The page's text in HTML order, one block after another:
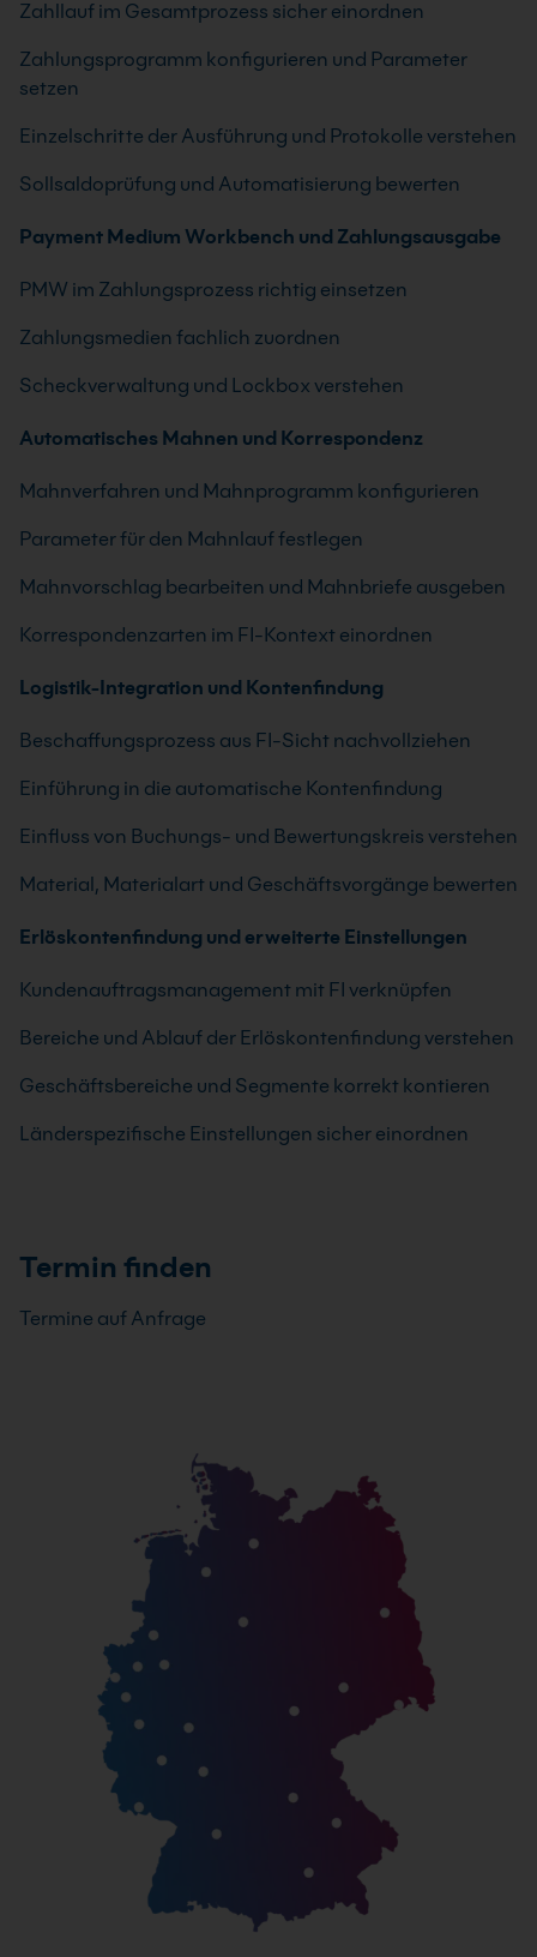
Zahllauf im Gesamtprozess sicher einordnen
Zahlungsprogramm konfigurieren und Parameter
setzen
Einzelschritte der Ausführung und Protokolle verstehen
Sollsaldoprüfung und Automatisierung bewerten
Payment Medium Workbench und Zahlungsausgabe
PMW im Zahlungsprozess richtig einsetzen
Zahlungsmedien fachlich zuordnen
Scheckverwaltung und Lockbox verstehen
Automatisches Mahnen und Korrespondenz
Mahnverfahren und Mahnprogramm konfigurieren
Parameter für den Mahnlauf festlegen
Mahnvorschlag bearbeiten und Mahnbriefe ausgeben
Korrespondenzarten im FI-Kontext einordnen
Logistik-Integration und Kontenfindung
Beschaffungsprozess aus FI-Sicht nachvollziehen
Einführung in die automatische Kontenfindung
Einfluss von Buchungs- und Bewertungskreis verstehen
Material, Materialart und Geschäftsvorgänge bewerten
Erlöskontenfindung und erweiterte Einstellungen
Kundenauftragsmanagement mit FI verknüpfen
Bereiche und Ablauf der Erlöskontenfindung verstehen
Geschäftsbereiche und Segmente korrekt kontieren
Länderspezifische Einstellungen sicher einordnen
Termin finden
Termine auf Anfrage